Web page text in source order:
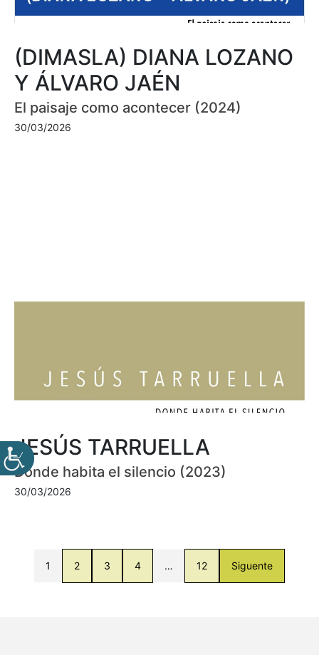
(DIMASLA) DIANA LOZANO
Y ÁLVARO JAÉN
El paisaje como acontecer (2024)
30/03/2026
JESÚS TARRUELLA
Donde habita el silencio (2023)
30/03/2026
1 2 3 4 … 12 Siguente